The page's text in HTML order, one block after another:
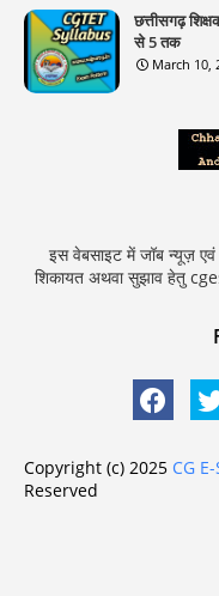
छत्तीसगढ़
से 5 तक
March 10,
इस वेबसाइट में जॉब न्यूज़ एवं
शिकायत अथवा सुझाव हेतु
Copyright (c) 2025 CG
Reserved